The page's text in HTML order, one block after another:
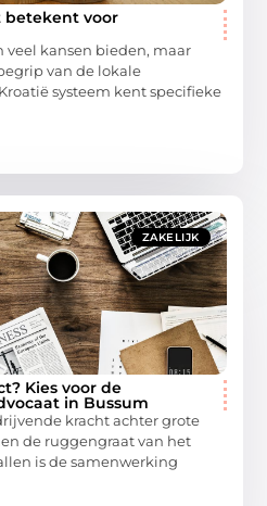
betekent voor
veel kansen bieden, maar
van de lokale
systeem kent specifieke
ZAKELIJK
Kies voor de
in Bussum
kracht achter grote
de ruggengraat van het
is de samenwerking